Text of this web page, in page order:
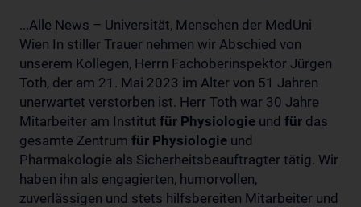
...Alle News – Universität, Menschen der MedUni
Wien In stiller Trauer nehmen wir Abschied von
unserem Kollegen, Herrn Fachoberinspektor Jürgen
Toth, der am 21. Mai 2023 im Alter von 51 Jahren
unerwartet verstorben ist. Herr Toth war 30 Jahre
Mitarbeiter am Institut für Physiologie und für das
gesamte Zentrum für Physiologie und
Pharmakologie als Sicherheitsbeauftragter tätig. Wir
haben ihn als engagierten, humorvollen,
zuverlässigen und stets hilfsbereiten Mitarbeiter und